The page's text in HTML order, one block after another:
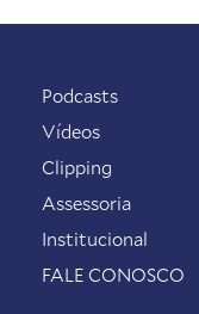
Podcasts
Vídeos
Clipping
Assessoria
Institucional
FALE CONOSCO